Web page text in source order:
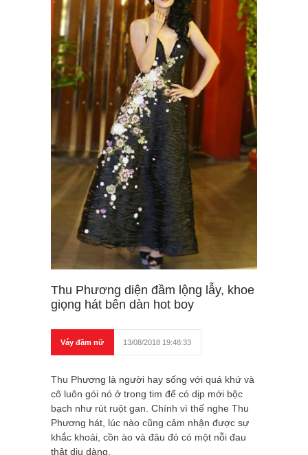
Thu Phương diện đầm lộng lẫy, khoe
giọng hát bên dàn hot boy
Váy đầm nữ 13/08/2018 19:48:33
Thu Phương là người hay sống với quá khứ và
cô luôn gói nó ở trong tim để có dịp mới bộc
bạch như rút ruột gan. Chính vì thế nghe Thu
Phương hát, lúc nào cũng cảm nhận được sự
khắc khoải, cồn ào và đâu đó có một nỗi đau
thật dịu dàng.